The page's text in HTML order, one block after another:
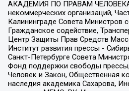
АКАДЕМИЯ ПО ПРАВАМ ЧЕЛОВЕКА,
некоммерческих организаций,
Калининграде Совета Министров
Гражданское содействие,
Центр Защиты Прав Средств
Институт развития прессы -
Санкт-Петербурге Совета
Фонд поддержки свободы
Человек и Закон, Общественная
наследия академика Сахарова,